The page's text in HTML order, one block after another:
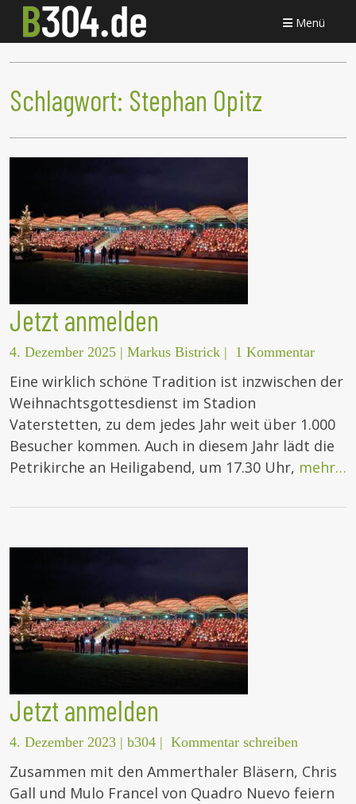
Menü
Schlagwort: Stephan Opitz
Jetzt anmelden
4. Dezember 2025 | Markus Bistrick | 1 Kommentar
Eine wirklich schöne Tradition ist inzwischen der
Weihnachtsgottesdienst im Stadion
Vaterstetten, zu dem jedes Jahr weit über 1.000
Besucher kommen. Auch in diesem Jahr lädt die
Petrikirche an Heiligabend, um 17.30 Uhr, mehr…
Jetzt anmelden
4. Dezember 2023 | b304 | Kommentar schreiben
Zusammen mit den Ammerthaler Bläsern, Chris
Gall und Mulo Francel von Quadro Nuevo feiern